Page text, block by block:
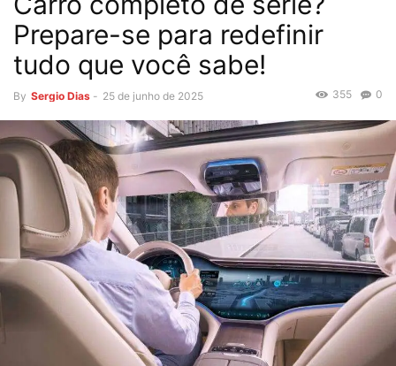
Prepare-se para redefinir
tudo que você sabe!
By Sergio Dias - 25 de junho de 2025 0
355